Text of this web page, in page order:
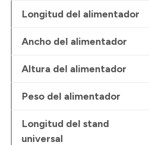
Longitud del alimentador
Ancho del alimentador
Altura del alimentador
Peso del alimentador
Longitud del stand
universal